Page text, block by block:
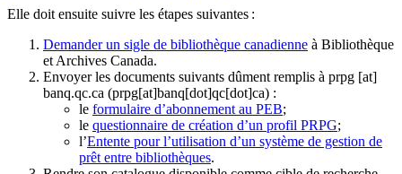
Elle doit ensuite suivre les étapes suivantes :
Demander un sigle de bibliothèque canadienne à Bibliothèque
et Archives Canada.
Envoyer les documents suivants dûment remplis à prpg [at]
banq.qc.ca (prpg[at]banq[dot]qc[dot]ca) :
le formulaire d’abonnement au PEB;
le questionnaire de création d’un profil PRPG;
l’Entente pour l’utilisation d’un système de gestion de
prêt entre bibliothèques.